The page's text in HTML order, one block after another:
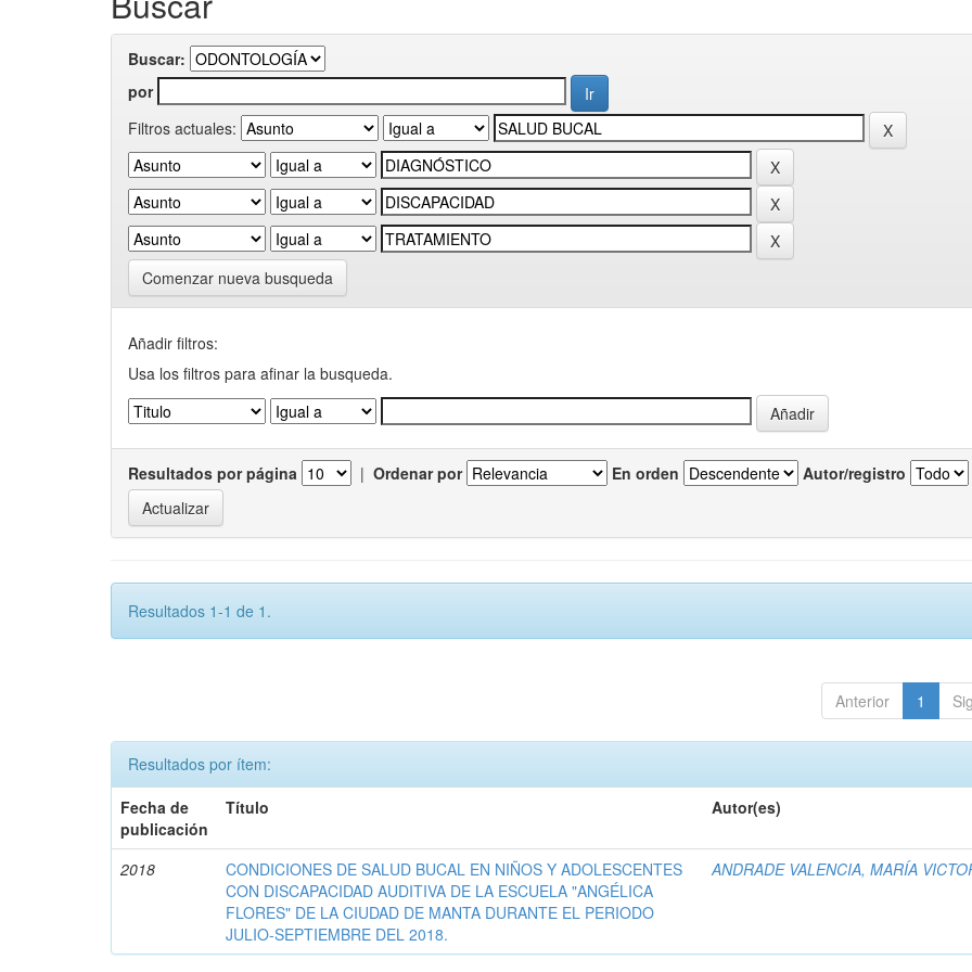
Buscar:
por
Filtros actuales:
Comenzar nueva busqueda
Añadir filtros:
Usa los filtros para afinar la busqueda.
Resultados por página | Ordenar por En orden Autor/registro
Resultados 1-1 de 1.
Anterior 1
Resultados por ítem:
Fecha de
publicación
Título Autor(es)
2018
CONDICIONES DE SALUD BUCAL EN NIÑOS Y ADOLESCENTES
CON DISCAPACIDAD AUDITIVA DE LA ESCUELA "ANGÉLICA
FLORES" DE LA CIUDAD DE MANTA DURANTE EL PERIODO
JULIO-SEPTIEMBRE DEL 2018.
ANDRADE VALENCIA, MARÍA